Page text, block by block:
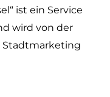
ist ein Service
wird von der